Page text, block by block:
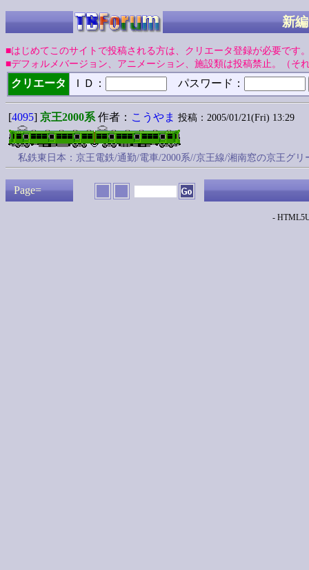
新
■はじめてこのサイトで投稿される方は、クリエータ登録が必要です
■デフォルメバージョン、アニメーション、施設類は投稿禁止。（そ
クリエータ ＩＤ： パスワード：
[4095] 京王2000系 作者： こうやま 投稿：2005/01/21(Fri) 13:29
私鉄東日本：京王電鉄/通勤/電車/2000系//京王線/湘南窓の京王グ
Page=
-